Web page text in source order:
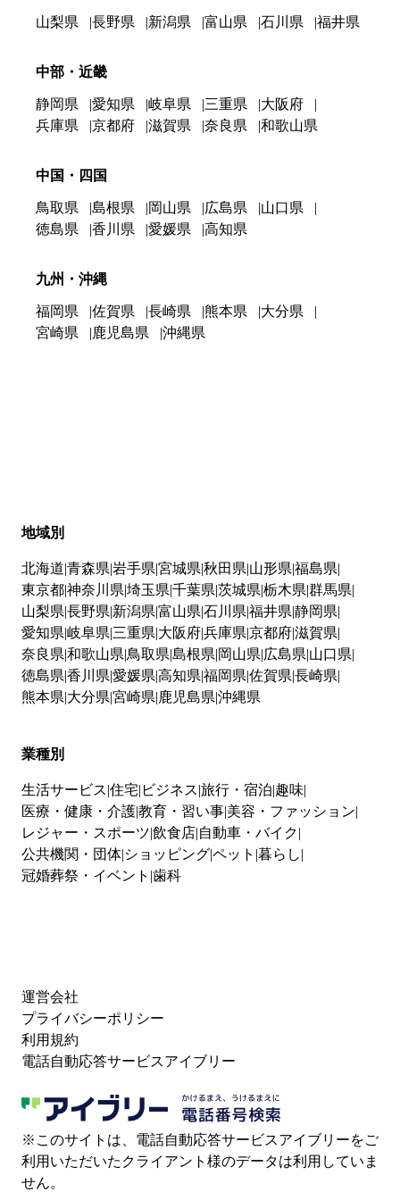
山梨県 長野県 新潟県 富山県 石川県 福井県
中部・近畿
静岡県 愛知県 岐阜県 三重県
大阪府
兵庫県
京都府 滋賀県 奈良県 和歌山県
中国・四国
鳥取県 島根県 岡山県 広島県
山口県
徳島県
香川県 愛媛県 高知県
九州・沖縄
福岡県 佐賀県 長崎県 熊本県
大分県
宮崎県
鹿児島県 沖縄県
地域別
北海道 青森県 岩手県 宮城県 秋田県 山形県 福島県
東京都神奈川県 埼玉県 千葉県 茨城県 栃木県 群馬県
山梨県 長野県 新潟県 富山県 石川県 福井県 静岡県
愛知県 岐阜県 三重県 大阪府兵庫県 京都府滋賀県
奈良県 和歌山県 鳥取県 島根県 岡山県 広島県 山口県
徳島県 香川県 愛媛県 高知県 福岡県 佐賀県 長崎県
熊本県 大分県 宮崎県 鹿児島県 沖縄県
業種別
生活サービス 住宅 ビジネス 旅行・宿泊 趣味
医療・健康・介護教育・習い事 美容・ファッション
レジャー・スポーツ 飲食店 自動車・バイク
公共機関・団体 ショッピングペット 暮らし
冠婚葬祭・イベント 歯科
運営会社
プライバシーポリシー
利用規約
電話自動応答サービスアイブリー
※このサイトは、電話自動応答サービスアイブリーをご
利用いただいたクライアント様のデータは利用していま
せん。